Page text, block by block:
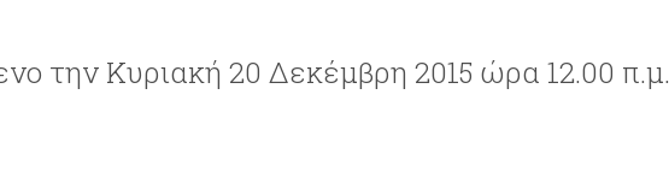
την Κυριακή 20 Δεκέμβρη 2015 ώρα 12.00 π.μ.